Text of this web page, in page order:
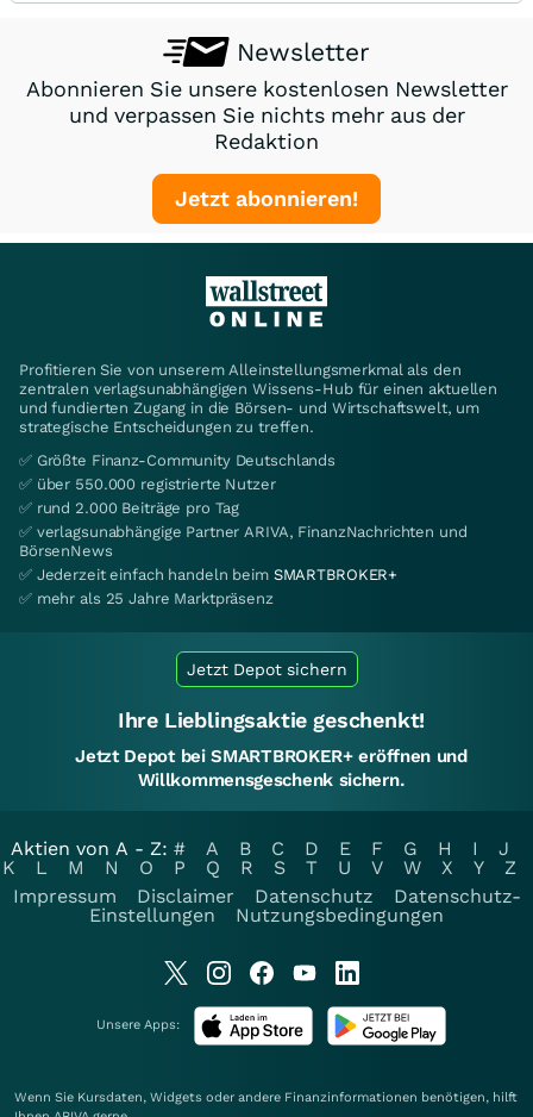
Newsletter
Abonnieren Sie unsere kostenlosen Newsletter
und verpassen Sie nichts mehr aus der
Redaktion
Jetzt abonnieren!
Profitieren Sie von unserem Alleinstellungsmerkmal als den
zentralen verlagsunabhängigen Wissens-Hub für einen aktuellen
und fundierten Zugang in die Börsen- und Wirtschaftswelt, um
strategische Entscheidungen zu treffen.
✅ Größte Finanz-Community Deutschlands
✅ über 550.000 registrierte Nutzer
✅ rund 2.000 Beiträge pro Tag
✅ verlagsunabhängige Partner ARIVA, FinanzNachrichten und
BörsenNews
✅ Jederzeit einfach handeln beim SMARTBROKER+
✅ mehr als 25 Jahre Marktpräsenz
Jetzt Depot sichern
Ihre Lieblingsaktie geschenkt!
Jetzt Depot bei SMARTBROKER+ eröffnen und
Willkommensgeschenk sichern.
Aktien von A - Z: # A B C D E F G H I
J
K
L M N O P Q R S T U V W X Y
Z
Impressum
Disclaimer Datenschutz
Datenschutz-
Einstellungen
Nutzungsbedingungen
Unsere Apps:
Wenn Sie Kursdaten, Widgets oder andere Finanzinformationen benötigen, hilft